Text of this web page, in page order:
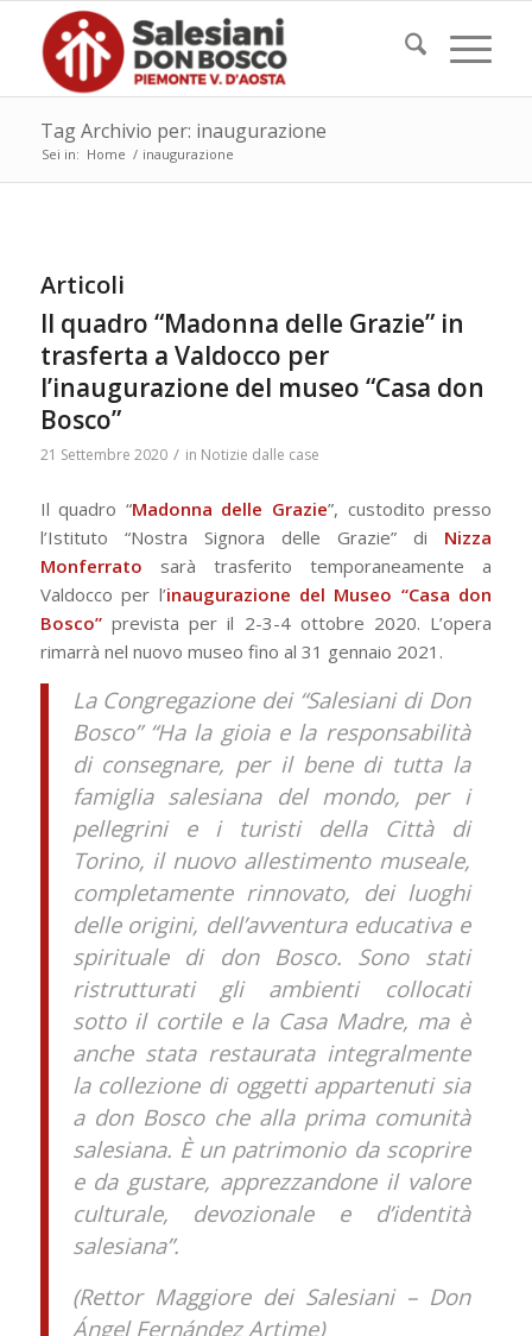
Tag Archivio per: inaugurazione
Sei in: Home / inaugurazione
Articoli
Il quadro “Madonna delle Grazie” in
trasferta a Valdocco per
l’inaugurazione del museo “Casa don
Bosco”
21 Settembre 2020 / in Notizie dalle case
Il quadro “Madonna delle Grazie”, custodito presso
l’Istituto “Nostra Signora delle Grazie” di Nizza
Monferrato sarà trasferito temporaneamente a
Valdocco per l’inaugurazione del Museo “Casa don
Bosco”prevista per il 2-3-4 ottobre 2020. L’opera
rimarrà nel nuovo museo fino al 31 gennaio 2021.
La Congregazione dei “Salesiani di Don
Bosco” “Ha la gioia e la responsabilità
di consegnare, per il bene di tutta la
famiglia salesiana del mondo, per i
pellegrini e i turisti della Città di
Torino, il nuovo allestimento museale,
completamente rinnovato, dei luoghi
delle origini, dell’avventura educativa e
spirituale di don Bosco. Sono stati
ristrutturati gli ambienti collocati
sotto il cortile e la Casa Madre, ma è
anche stata restaurata integralmente
la collezione di oggetti appartenuti sia
a don Bosco che alla prima comunità
salesiana. È un patrimonio da scoprire
e da gustare, apprezzandone il valore
culturale, devozionale e d’identità
salesiana”.
(Rettor Maggiore dei Salesiani – Don
Ángel Fernández Artime)